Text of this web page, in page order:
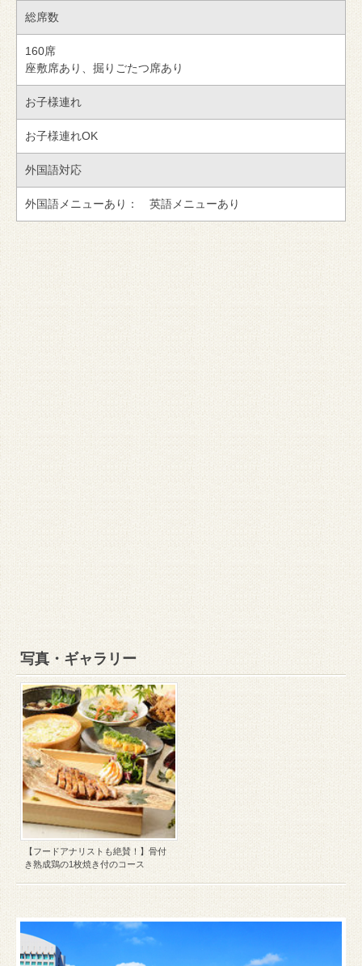
総席数
160席
座敷席あり、掘りごたつ席あり
お子様連れ
お子様連れOK
外国語対応
外国語メニューあり： 英語メニューあり
写真・ギャラリー
【フードアナリストも絶賛！】骨付
き熟成鶏の1枚焼き付のコース